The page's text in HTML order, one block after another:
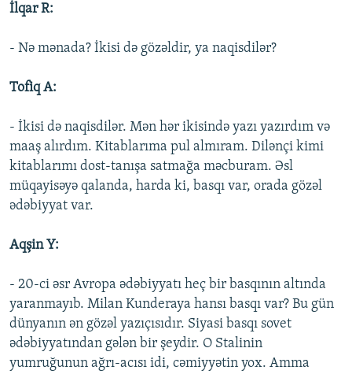
İlqar R:
- Nə mənada? İkisi də gözəldir, ya naqisdilər?
Tofiq A:
- İkisi də naqisdilər. Mən hər ikisində yazı yazırdım və
maaş alırdım. Kitablarıma pul almıram. Dilənçi kimi
kitablarımı dost-tanışa satmağa məcburam. Əsl
müqayisəyə qalanda, harda ki, basqı var, orada gözəl
ədəbiyyat var.
Aqşin Y:
- 20-ci əsr Avropa ədəbiyyatı heç bir basqının altında
yaranmayıb. Milan Kunderaya hansı basqı var? Bu gün
dünyanın ən gözəl yazıçısıdır. Siyasi basqı sovet
ədəbiyyatından gələn bir şeydir. O Stalinin
yumruğunun ağrı-acısı idi, cəmiyyətin yox. Amma